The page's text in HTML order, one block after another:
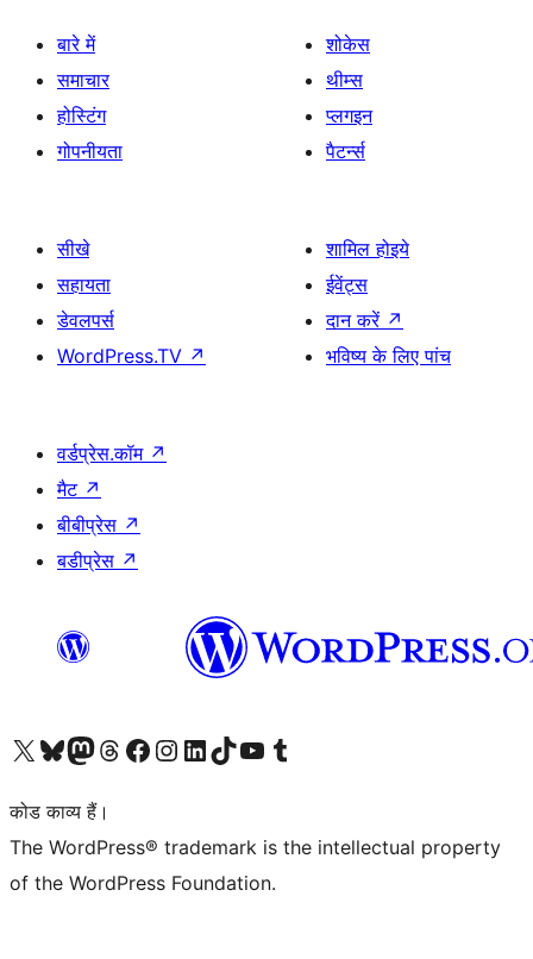
बारे में
समाचार
होस्टिंग
गोपनीयता
शोकेस
थीम्स
प्लगइन
पैटर्न्स
सीखे
सहायता
डेवलपर्स
WordPress.TV ↗
शामिल होइये
ईवेंट्स
दान करें ↗
भविष्य के लिए पांच
वर्डप्रेस.कॉम ↗
मैट ↗
बीबीप्रेस ↗
बडीप्रेस ↗
Visit our X (formerly Twitter) account
हमारे बलुस्की खाते पर जाएँVisit our Mastodon account
हमारे थ्रेड्स अकाउंट पर जाएंहमारे फेसबुक पेज पर जाएँहमारे इंस्टाग्राम अकाउंट पर जाएंहमारे लिंक्डइन खाते पर जाएँहमारे टिकटॉक खाते पर जाएँहमारे यूट्यूब चैनल पर जाएंहमारे Tumblr खाते पर जाएँ
कोड काव्य हैं।
The WordPress® trademark is the intellectual property
of the WordPress Foundation.